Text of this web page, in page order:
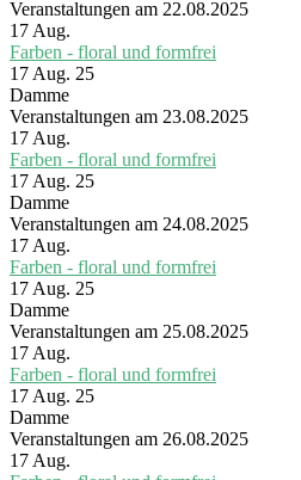
Veranstaltungen am 22.08.2025
17 Aug.
Farben - floral und formfrei
17 Aug. 25
Damme
Veranstaltungen am 23.08.2025
17 Aug.
Farben - floral und formfrei
17 Aug. 25
Damme
Veranstaltungen am 24.08.2025
17 Aug.
Farben - floral und formfrei
17 Aug. 25
Damme
Veranstaltungen am 25.08.2025
17 Aug.
Farben - floral und formfrei
17 Aug. 25
Damme
Veranstaltungen am 26.08.2025
17 Aug.